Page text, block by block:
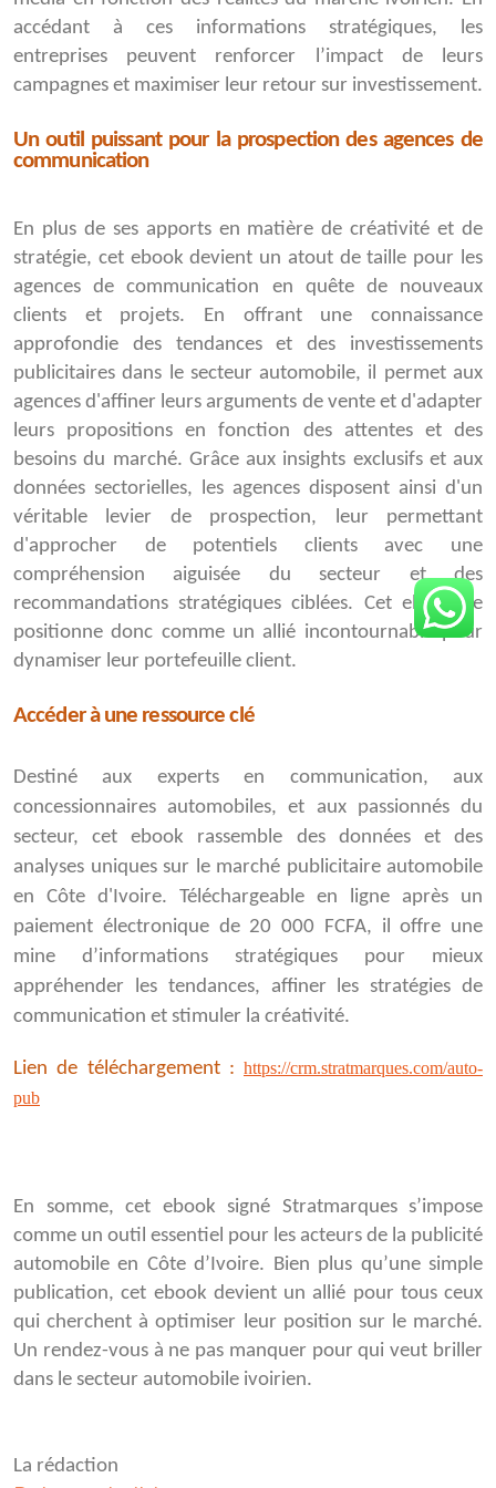
accédant à ces informations stratégiques, les
entreprises peuvent renforcer l’impact de leurs
campagnes et maximiser leur retour sur investissement.
Un outil puissant pour la prospection des agences de
communication
En plus de ses apports en matière de créativité et de
stratégie, cet ebook devient un atout de taille pour les
agences de communication en quête de nouveaux
clients et projets. En offrant une connaissance
approfondie des tendances et des investissements
publicitaires dans le secteur automobile, il permet aux
agences d'affiner leurs arguments de vente et d'adapter
leurs propositions en fonction des attentes et des
besoins du marché. Grâce aux insights exclusifs et aux
données sectorielles, les agences disposent ainsi d'un
véritable levier de prospection, leur permettant
d'approcher de potentiels clients avec une
compréhension aiguisée du secteur et des
recommandations stratégiques ciblées. Cet ebook se
positionne donc comme un allié incontournable pour
dynamiser leur portefeuille client.
Accéder à une ressource clé
Destiné aux experts en communication, aux
concessionnaires automobiles, et aux passionnés du
secteur, cet ebook rassemble des données et des
analyses uniques sur le marché publicitaire automobile
en Côte d'Ivoire. Téléchargeable en ligne après un
paiement électronique de 20 000 FCFA, il offre une
mine d’informations stratégiques pour mieux
appréhender les tendances, affiner les stratégies de
communication et stimuler la créativité.
Lien de téléchargement : https://crm.stratmarques.com/auto-
pub
En somme, cet ebook signé Stratmarques s’impose
comme un outil essentiel pour les acteurs de la publicité
automobile en Côte d’Ivoire. Bien plus qu’une simple
publication, cet ebook devient un allié pour tous ceux
qui cherchent à optimiser leur position sur le marché.
Un rendez-vous à ne pas manquer pour qui veut briller
dans le secteur automobile ivoirien.
La rédaction